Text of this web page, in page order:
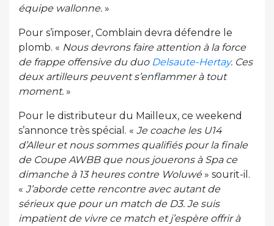
équipe wallonne. »
Pour s’imposer, Comblain devra défendre le
plomb. « Nous devrons faire attention à la force
de frappe offensive du duo Delsaute-Hertay. Ces
deux artilleurs peuvent s’enflammer à tout
moment. »
Pour le distributeur du Mailleux, ce weekend
s’annonce très spécial. « Je coache les U14
d’Alleur et nous sommes qualifiés pour la finale
de Coupe AWBB que nous jouerons à Spa ce
dimanche à 13 heures contre Woluwé» sourit-il.
« J’aborde cette rencontre avec autant de
sérieux que pour un match de D3. Je suis
impatient de vivre ce match et j’espère offrir à